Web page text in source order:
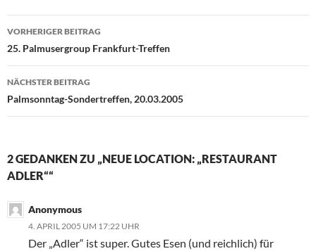
Beitragsnavigation
VORHERIGER BEITRAG
25. Palmusergroup Frankfurt-Treffen
NÄCHSTER BEITRAG
Palmsonntag-Sondertreffen, 20.03.2005
2 GEDANKEN ZU „NEUE LOCATION: „RESTAURANT
ADLER““
Anonymous
4. APRIL 2005 UM 17:22 UHR
Der „Adler“ ist super. Gutes Esen (und reichlich) für